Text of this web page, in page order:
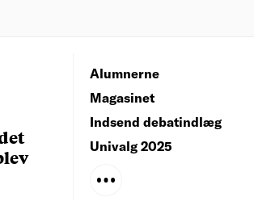
Alumnerne
Magasinet
Indsend debatindlæg
Univalg 2025